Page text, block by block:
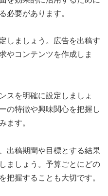
必要があります。
しましょう。広告を出稿す
やコンテンツを作成しま
スを明確に設定しましょ
の特徴や興味関心を把握し
ます。
出稿期間や目標とする結果
ましょう。予算ごとにどの
把握することも大切です。